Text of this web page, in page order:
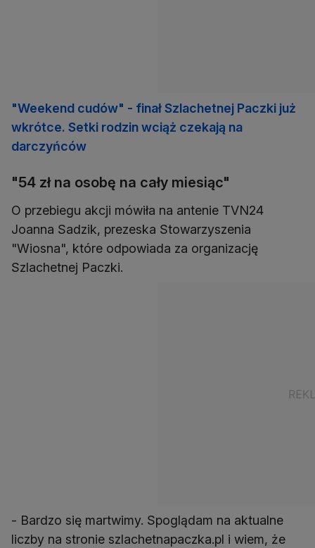
"Weekend cudów" - finał Szlachetnej Paczki już
wkrótce. Setki rodzin wciąż czekają na
darczyńców
"54 zł na osobę na cały miesiąc"
O przebiegu akcji mówiła na antenie TVN24
Joanna Sadzik, prezeska Stowarzyszenia
"Wiosna", które odpowiada za organizację
Szlachetnej Paczki.
- Bardzo się martwimy. Spoglądam na aktualne
liczby na stronie szlachetnapaczka.pl i wiem, że